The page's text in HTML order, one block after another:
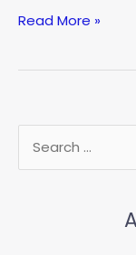
Cse
meilleures
offres
et
Read More »
e